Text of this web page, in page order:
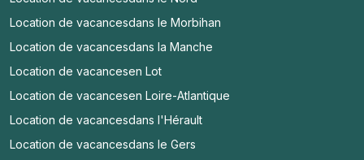
Location de vacancesdans le Morbihan
Location de vacancesdans la Manche
Location de vacancesen Lot
Location de vacancesen Loire-Atlantique
Location de vacancesdans l'Hérault
Location de vacancesdans le Gers